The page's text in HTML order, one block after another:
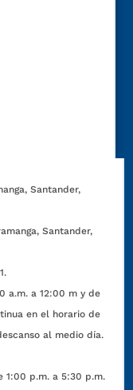
Santander,
Santander,
a.m. a 12:00 m y de
en el horario de
al medio día.
p.m. a 5:30 p.m.